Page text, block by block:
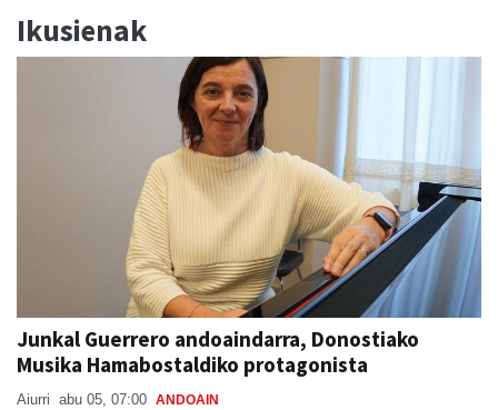
Ikusienak
Junkal Guerrero andoaindarra, Donostiako
Musika Hamabostaldiko protagonista
Aiurri abu 05, 07:00 ANDOAIN